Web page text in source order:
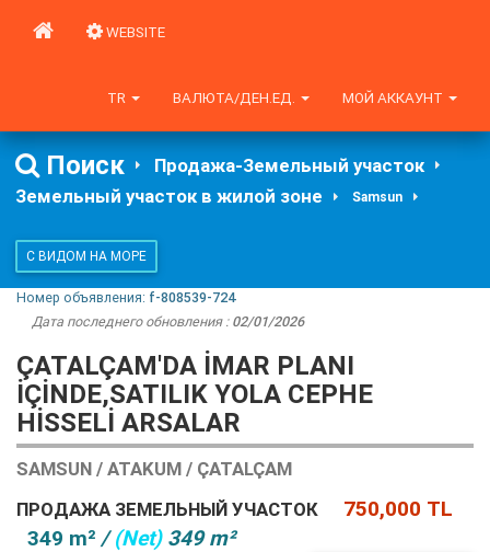
WEBSITE
МОЙ АККАУНТ
ВАЛЮТА/ДЕН.ЕД.
TR
Поиск
Продажа-Земельный участок
Земельный участок в жилой зоне
Samsun
С ВИДОМ НА МОРЕ
Номер объявления: f-808539-724
Дата последнего обновления :02/01/2026
ÇATALÇAM'DA İMAR PLANI
İÇİNDE,SATILIK YOLA CEPHE
HİSSELİ ARSALAR
SAMSUN / ATAKUM / ÇATALÇAM
ПРОДАЖА ЗЕМЕЛЬНЫЙ УЧАСТОК
750,000 TL
349 m² /(Net)349 m²